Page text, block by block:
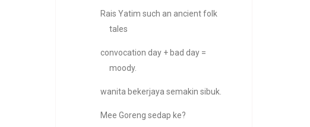
Rais Yatim such an ancient folk
tales
convocation day + bad day =
moody.
wanita bekerjaya semakin sibuk.
Mee Goreng sedap ke?